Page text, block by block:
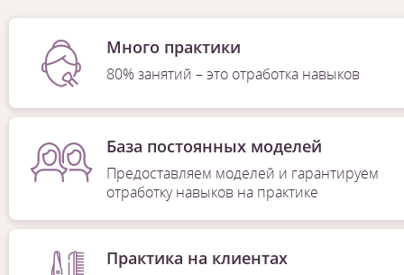
Много практики
80% занятий – это отработка навыков
База постоянных моделей
Предоставляем моделей и гарантируем
отработку навыков на практике
Практика на клиентах